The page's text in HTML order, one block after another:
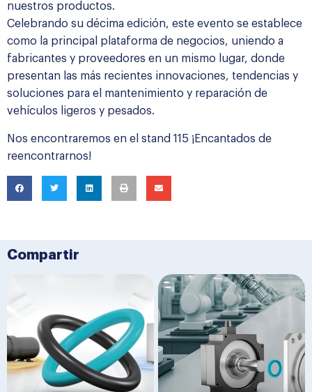
nuestros productos.
Celebrando su décima edición, este evento se establece
como la principal plataforma de negocios, uniendo a
fabricantes y proveedores en un mismo lugar, donde
presentan las más recientes innovaciones, tendencias y
soluciones para el mantenimiento y reparación de
vehículos ligeros y pesados.
Nos encontraremos en el stand 115 ¡Encantados de
reencontrarnos!
Compartir